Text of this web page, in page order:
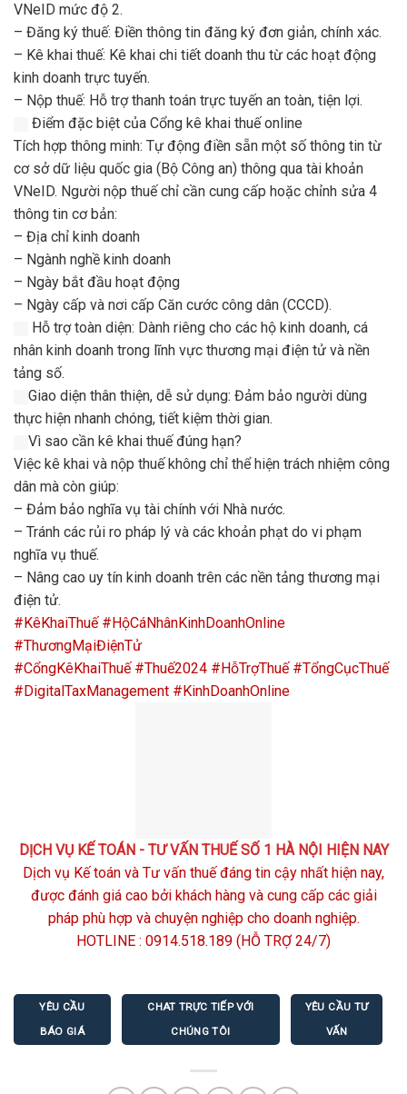
VNeID mức độ 2.
– Đăng ký thuế: Điền thông tin đăng ký đơn giản, chính xác.
– Kê khai thuế: Kê khai chi tiết doanh thu từ các hoạt động
kinh doanh trực tuyến.
– Nộp thuế: Hỗ trợ thanh toán trực tuyến an toàn, tiện lợi.
Điểm đặc biệt của Cổng kê khai thuế online
Tích hợp thông minh: Tự động điền sẵn một số thông tin từ
cơ sở dữ liệu quốc gia (Bộ Công an) thông qua tài khoản
VNeID. Người nộp thuế chỉ cần cung cấp hoặc chỉnh sửa 4
thông tin cơ bản:
– Địa chỉ kinh doanh
– Ngành nghề kinh doanh
– Ngày bắt đầu hoạt động
– Ngày cấp và nơi cấp Căn cước công dân (CCCD).
Hỗ trợ toàn diện: Dành riêng cho các hộ kinh doanh, cá
nhân kinh doanh trong lĩnh vực thương mại điện tử và nền
tảng số.
Giao diện thân thiện, dễ sử dụng: Đảm bảo người dùng
thực hiện nhanh chóng, tiết kiệm thời gian.
Vì sao cần kê khai thuế đúng hạn?
Việc kê khai và nộp thuế không chỉ thể hiện trách nhiệm công
dân mà còn giúp:
– Đảm bảo nghĩa vụ tài chính với Nhà nước.
– Tránh các rủi ro pháp lý và các khoản phạt do vi phạm
nghĩa vụ thuế.
– Nâng cao uy tín kinh doanh trên các nền tảng thương mại
điện tử.
#KêKhaiThuế #HộCáNhânKinhDoanhOnline
#ThươngMạiĐiệnTử
#CổngKêKhaiThuế #Thuế2024 #HỗTrợThuế #TổngCụcThuế
#DigitalTaxManagement #KinhDoanhOnline
DỊCH VỤ KẾ TOÁN - TƯ VẤN THUẾ SỐ 1 HÀ NỘI HIỆN NAY
Dịch vụ Kế toán và Tư vấn thuế đáng tin cậy nhất hiện nay,
được đánh giá cao bởi khách hàng và cung cấp các giải
pháp phù hợp và chuyện nghiệp cho doanh nghiệp.
HOTLINE : 0914.518.189 (HỖ TRỢ 24/7)
YÊU CẦU
BÁO GIÁ
CHAT TRỰC TIẾP VỚI
CHÚNG TÔI
YÊU CẦU TƯ
VẤN